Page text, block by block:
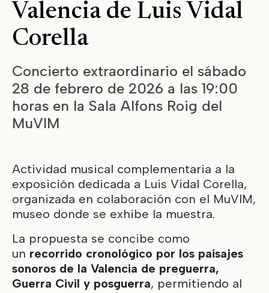
Valencia de Luis Vidal
Corella
Concierto extraordinario el sábado
28 de febrero de 2026 a las 19:00
horas en la Sala Alfons Roig del
MuVIM
Actividad musical complementaria a la
exposición dedicada a Luis Vidal Corella,
organizada en colaboración con el MuVIM,
museo donde se exhibe la muestra.
La propuesta se concibe como
un recorrido cronológico por los paisajes
sonoros de la Valencia de preguerra,
Guerra Civil y posguerra, permitiendo al